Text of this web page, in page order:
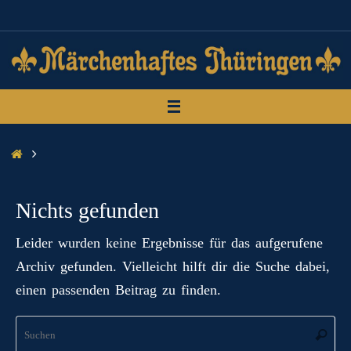
Inhalt
springen
Start
Nichts gefunden
Leider wurden keine Ergebnisse für das aufgerufene
Archiv gefunden. Vielleicht hilft dir die Suche dabei,
einen passenden Beitrag zu finden.